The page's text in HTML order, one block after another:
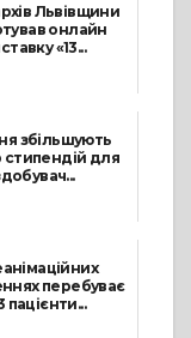
Львівщини
онлайн
«13...
збільшують
стипендій для
перебуває
пацієнти...